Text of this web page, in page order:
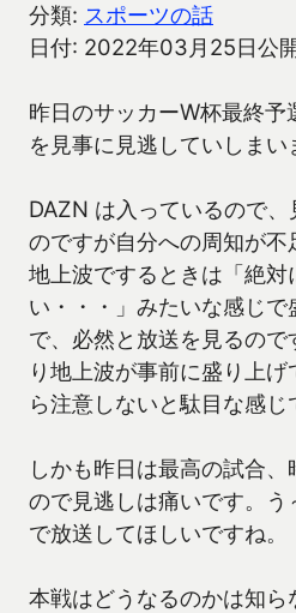
分類: スポーツの話
日付: 2022年03月25日公
昨日のサッカーW杯最終
を見事に見逃していしまい
DAZN は入っているので
のですが自分への周知が不
地上波でするときは「絶対
い・・・」みたいな感じ
で、必然と放送を見るの
り地上波が事前に盛り上
ら注意しないと駄目な感じ
しかも昨日は最高の試合
ので見逃しは痛いです。
で放送してほしいですね。
本戦はどうなるのかは知